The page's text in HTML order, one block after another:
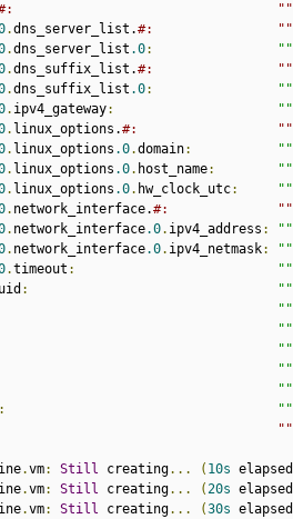
.dns_server_list.#:
.dns_server_list .0:
""
.dns_suffix_list.#:
.dns_suffix_list .0:
""
. ipv4_gateway:
""
. linux_options.#:
. linux_options .0.domain:
""
. linux_options .0. host_name:
""
. linux_options .0. hw_clock_utc:
""
. network_interface.#:
. network_interface.0. ipv4_address :
""
. network_interface.0. ipv4_netmask:
""
.timeout :
""
:
""
""
""
""
""
""
:
""
.vm: Still creating... ( 10s elapsed
.vm: Still creating... (20s elapsed
.vm: Still creating... (30s elapsed